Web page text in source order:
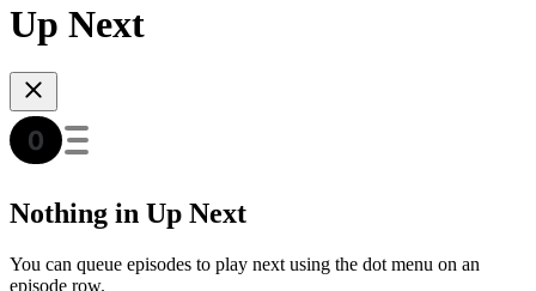
Up Next
Nothing in Up Next
You can queue episodes to play next using the dot menu on an
episode row.